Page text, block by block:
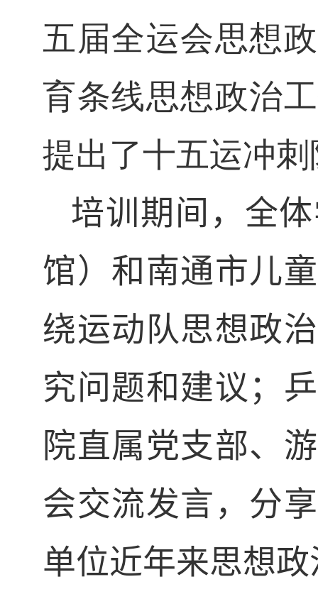
五届全运会思想
育条线思想政治
提出了十五运冲
培训期间，全
馆） 和南通市儿
绕运动队思想政
究问题和建议 ；
院直属党支部、
会交流发言，分
单位近年来思想